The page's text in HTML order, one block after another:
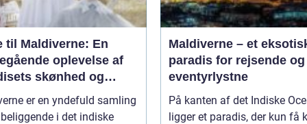
til Maldiverne: En
oplevelse af
skønhed og
er en yndefuld samling
i det indiske
Maldiverne – et
paradis for rejsende og
eventyrlystne
På kanten af det Indiske
ligger et paradis, der kun få